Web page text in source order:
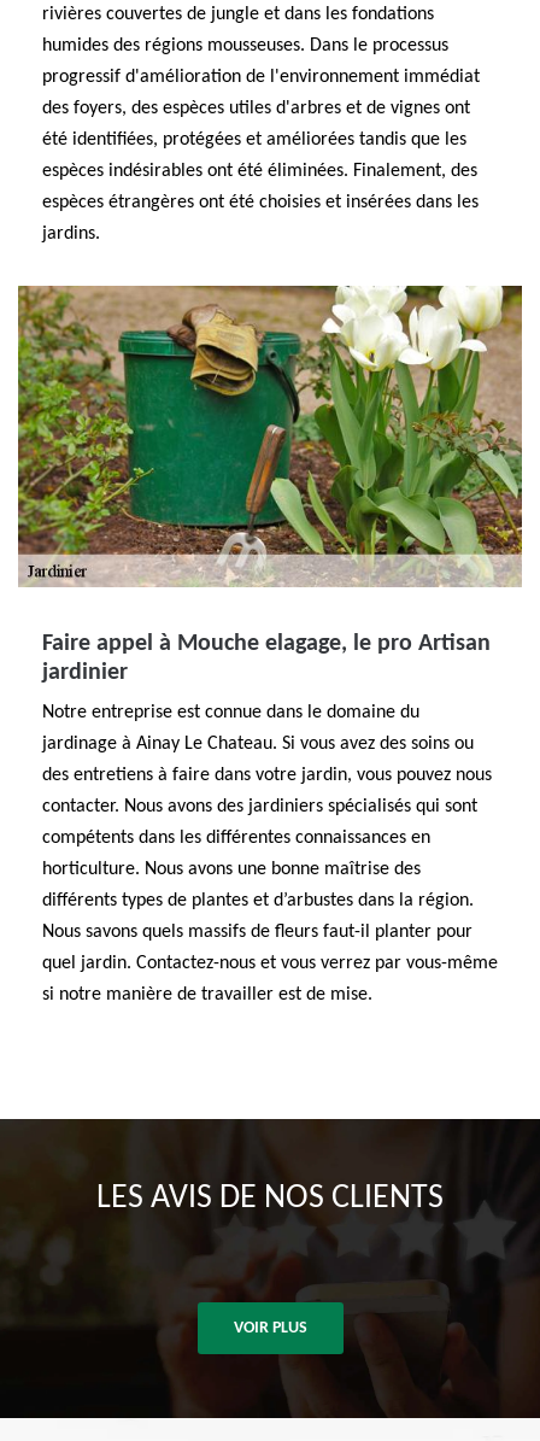
rivières couvertes de jungle et dans les fondations
humides des régions mousseuses. Dans le processus
progressif d'amélioration de l'environnement immédiat
des foyers, des espèces utiles d'arbres et de vignes ont
été identifiées, protégées et améliorées tandis que les
espèces indésirables ont été éliminées. Finalement, des
espèces étrangères ont été choisies et insérées dans les
jardins.
Faire appel à Mouche elagage, le pro Artisan
jardinier
Notre entreprise est connue dans le domaine du
jardinage à Ainay Le Chateau. Si vous avez des soins ou
des entretiens à faire dans votre jardin, vous pouvez nous
contacter. Nous avons des jardiniers spécialisés qui sont
compétents dans les différentes connaissances en
horticulture. Nous avons une bonne maîtrise des
différents types de plantes et d’arbustes dans la région.
Nous savons quels massifs de fleurs faut-il planter pour
quel jardin. Contactez-nous et vous verrez par vous-même
si notre manière de travailler est de mise.
LES AVIS DE NOS CLIENTS
VOIR PLUS